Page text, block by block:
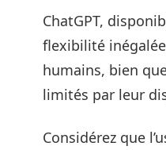
ChatGPT,
flexibilité
humains, bien
limités par leur
Considérez que